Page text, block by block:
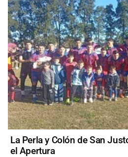
La Perla y Colón de San
el Apertura